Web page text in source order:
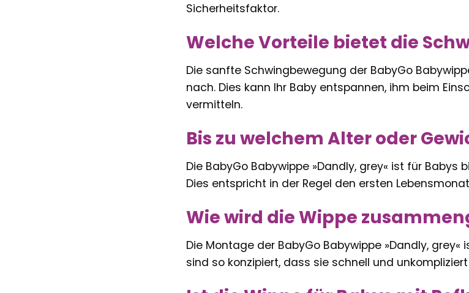
Sicherheitsfaktor.
Welche Vorteile bietet die
Die sanfte Schwingbewegung der BabyGo
nach. Dies kann Ihr Baby entspannen, ihm beim
vermitteln.
Bis zu welchem Alter oder
Die BabyGo Babywippe »Dandly, grey« ist für
Dies entspricht in der Regel den ersten
Wie wird die Wippe
Die Montage der BabyGo Babywippe »Dandly,
sind so konzipiert, dass sie schnell und